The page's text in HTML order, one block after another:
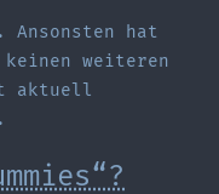
Ansonsten hat
weiteren
aktuell